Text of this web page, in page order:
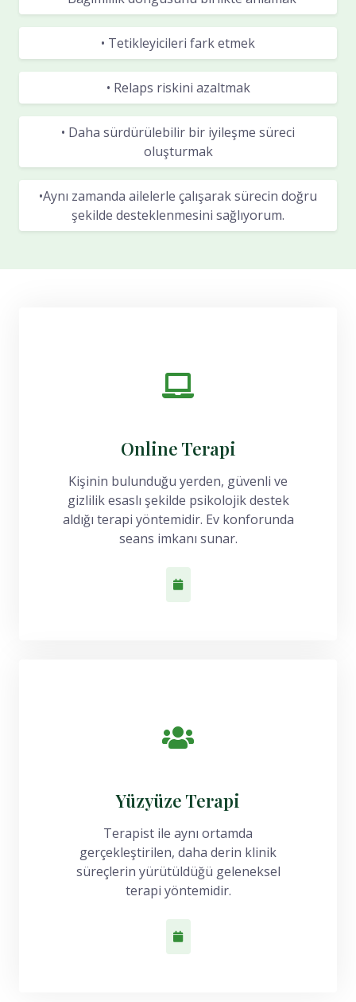
• Tetikleyicileri fark etmek
• Relaps riskini azaltmak
• Daha sürdürülebilir bir iyileşme süreci
oluşturmak
•Aynı zamanda ailelerle çalışarak sürecin doğru
şekilde desteklenmesini sağlıyorum.
Online Terapi
Kişinin bulunduğu yerden, güvenli ve
gizlilik esaslı şekilde psikolojik destek
aldığı terapi yöntemidir. Ev konforunda
seans imkanı sunar.
Yüzyüze Terapi
Terapist ile aynı ortamda
gerçekleştirilen, daha derin klinik
süreçlerin yürütüldüğü geleneksel
terapi yöntemidir.